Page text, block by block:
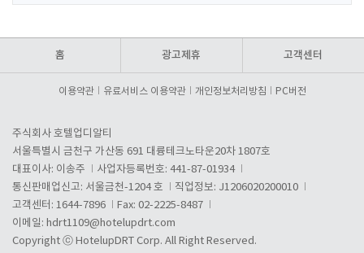
홈 광고제휴 고객센터
이용약관 유료서비스 이용약관 개인정보처리방침 PC버전
주식회사 호텔업디알티
서울특별시 금천구 가산동 691 대륭테크노타운20차 1807호
대표이사: 이송주
사업자등록번호: 441-87-01934
통신판매업신고: 서울금천-1204 호
직업정보: J1206020200010
고객센터: 1644-7896
Fax: 02-2225-8487
이메일: hdrt1109@hotelupdrt.com
Copyright ⓒ HotelupDRT Corp. All Right Reserved.